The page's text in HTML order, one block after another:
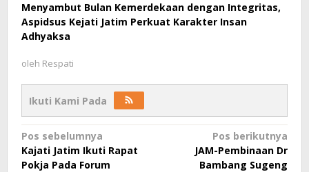
Menyambut Bulan Kemerdekaan dengan Integritas,
Aspidsus Kejati Jatim Perkuat Karakter Insan
Adhyaksa
oleh Respati
Ikuti Kami Pada
Navigasi
pos
Pos sebelumnya
Kajati Jatim Ikuti Rapat
Pokja Pada Forum
Pos berikutnya
JAM-Pembinaan Dr
Bambang Sugeng